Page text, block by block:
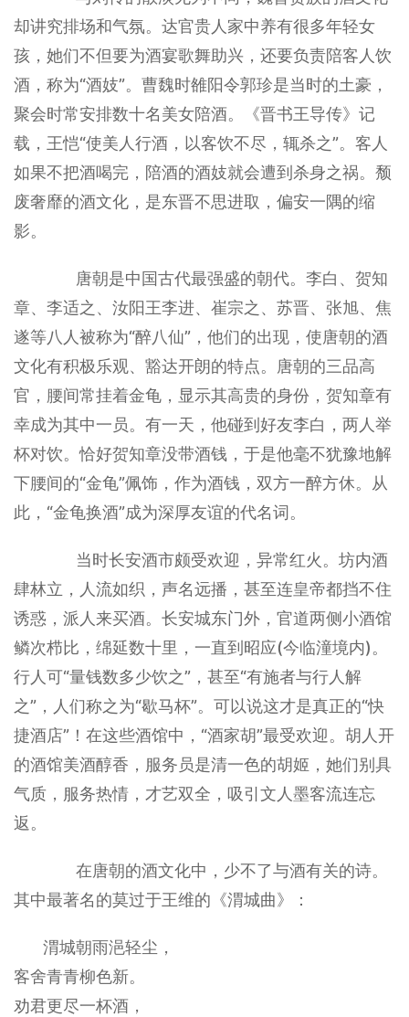
却讲究排场和气氛。达官贵人家中养有很多年轻女
孩，她们不但要为酒宴歌舞助兴，还要负责陪客人饮
酒，称为“酒妓”。曹魏时雒阳令郭珍是当时的土豪，
聚会时常安排数十名美女陪酒。《晋书王导传》记
载，王恺“使美人行酒，以客饮不尽，辄杀之”。客人
如果不把酒喝完，陪酒的酒妓就会遭到杀身之祸。颓
废奢靡的酒文化，是东晋不思进取，偏安一隅的缩
影。
唐朝是中国古代最强盛的朝代。李白、贺知
章、李适之、汝阳王李进、崔宗之、苏晋、张旭、焦
遂等八人被称为“醉八仙”，他们的出现，使唐朝的酒
文化有积极乐观、豁达开朗的特点。唐朝的三品高
官，腰间常挂着金龟，显示其高贵的身份，贺知章有
幸成为其中一员。有一天，他碰到好友李白，两人举
杯对饮。恰好贺知章没带酒钱，于是他毫不犹豫地解
下腰间的“金龟”佩饰，作为酒钱，双方一醉方休。从
此，“金龟换酒”成为深厚友谊的代名词。
当时长安酒市颇受欢迎，异常红火。坊内酒
肆林立，人流如织，声名远播，甚至连皇帝都挡不住
诱惑，派人来买酒。长安城东门外，官道两侧小酒馆
鳞次栉比，绵延数十里，一直到昭应(今临潼境内)。
行人可“量钱数多少饮之”，甚至“有施者与行人解
之”，人们称之为“歇马杯”。可以说这才是真正的“快
捷酒店”！在这些酒馆中，“酒家胡”最受欢迎。胡人开
的酒馆美酒醇香，服务员是清一色的胡姬，她们别具
气质，服务热情，才艺双全，吸引文人墨客流连忘
返。
在唐朝的酒文化中，少不了与酒有关的诗。
其中最著名的莫过于王维的《渭城曲》：
渭城朝雨浥轻尘，
客舍青青柳色新。
劝君更尽一杯酒，